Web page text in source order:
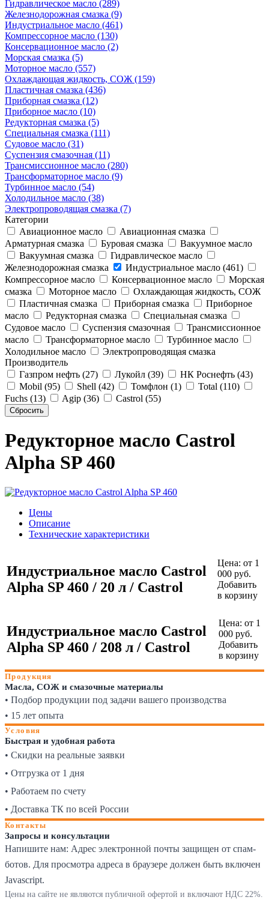
Гидравлическое масло (289)
Железнодорожная смазка (9)
Индустриальное масло (461)
Компрессорное масло (130)
Консервационное масло (2)
Морская смазка (5)
Моторное масло (557)
Охлаждающая жидкость, СОЖ (159)
Пластичная смазка (436)
Приборная смазка (12)
Приборное масло (10)
Редукторная смазка (5)
Специальная смазка (111)
Судовое масло (31)
Суспензия смазочная (11)
Трансмиссионное масло (280)
Трансформаторное масло (9)
Турбинное масло (54)
Холодильное масло (38)
Электропроводящая смазка (7)
Категории
Авиационное масло
Авиационная смазка
Арматурная смазка
Буровая смазка
Вакуумное масло
Вакуумная смазка
Гидравлическое масло
Железнодорожная смазка
Индустриальное масло (461)
Компрессорное масло
Консервационное масло
Морская
смазка
Моторное масло
Охлаждающая жидкость, СОЖ
Пластичная смазка
Приборная смазка
Приборное
масло
Редукторная смазка
Специальная смазка
Судовое масло
Суспензия смазочная
Трансмиссионное
масло
Трансформаторное масло
Турбинное масло
Холодильное масло
Электропроводящая смазка
Производитель
Газпром нефть (27)
Лукойл (39)
НК Роснефть (43)
Mobil (95)
Shell (42) Томфлон (1)
Total (110)
Fuchs (13)
Agip (36) Castrol (55)
Редукторное масло Castrol
Alpha SP 460
Цены
Описание
Технические характеристики
Индустриальное масло Castrol
Alpha SP 460 / 20 л / Castrol
Цена: от 1
000 руб.
Добавить
в корзину
Индустриальное масло Castrol
Alpha SP 460 / 208 л / Castrol
Цена: от 1
000 руб.
Добавить
в корзину
Продукция
Масла, СОЖ и смазочные материалы
• Подбор продукции под задачи вашего производства
• 15 лет опыта
Условия
Быстрая и удобная работа
• Скидки на реальные заявки
• Отгрузка от 1 дня
• Работаем по счету
• Доставка ТК по всей России
Контакты
Запросы и консультации
Напишите нам: Адрес электронной почты защищен от спам-
ботов. Для просмотра адреса в браузере должен быть включен
Javascript.
Цены на сайте не являются публичной офертой и включают НДС 22%.